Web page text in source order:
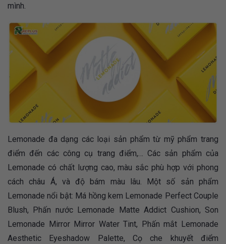
mình.
Lemonade đa dạng các loại sản phẩm từ mỹ phẩm trang
điểm đến các công cụ trang điểm,… Các sản phẩm của
Lemonade có chất lượng cao, màu sắc phù hợp với phong
cách châu Á, và độ bám màu lâu. Một số sản phẩm
Lemonade nổi bật: Má hồng kem Lemonade Perfect Couple
Blush, Phấn nước Lemonade Matte Addict Cushion, Son
Lemonade Mirror Mirror Water Tint, Phấn mắt Lemonade
Aesthetic Eyeshadow Palette, Cọ che khuyết điểm